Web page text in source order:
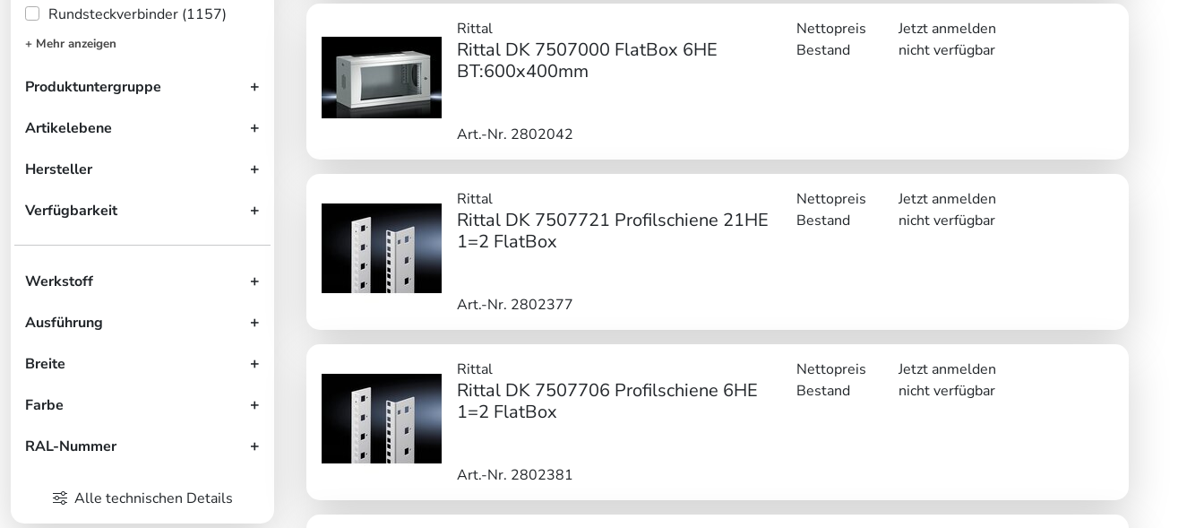
Rundsteckverbinder (1157)
+ Mehr anzeigen
Produktuntergruppe
Artikelebene
Hersteller
Verfügbarkeit
Werkstoff
Ausführung
Breite
Farbe
RAL-Nummer
Alle technischen Details
Rittal
Rittal DK 7507000 FlatBox 6HE
BT:600x400mm
Art.-Nr. 2802042
Nettopreis
Jetzt anmelden
Bestand
nicht verfügbar
Rittal
Rittal DK 7507721 Profilschiene 21HE
1=2 FlatBox
Art.-Nr. 2802377
Nettopreis
Jetzt anmelden
Bestand
nicht verfügbar
Rittal
Rittal DK 7507706 Profilschiene 6HE
1=2 FlatBox
Art.-Nr. 2802381
Nettopreis
Jetzt anmelden
Bestand
nicht verfügbar